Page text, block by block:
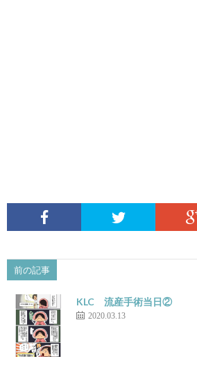
前の記事
KLC 流産手術当日②
2020.03.13